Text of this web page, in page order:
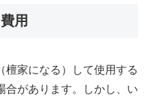
用
檀家になる）して使用する
合があります。しかし、い